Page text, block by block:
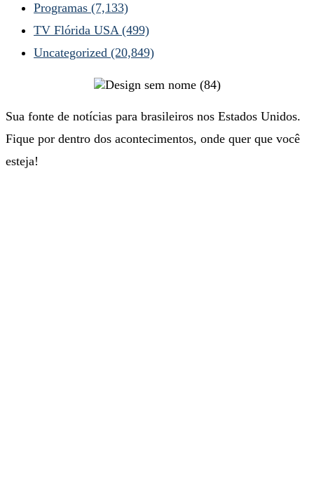
Programas (7,133)
TV Flórida USA (499)
Uncategorized (20,849)
Sua fonte de notícias para brasileiros nos Estados Unidos.
Fique por dentro dos acontecimentos, onde quer que você
esteja!